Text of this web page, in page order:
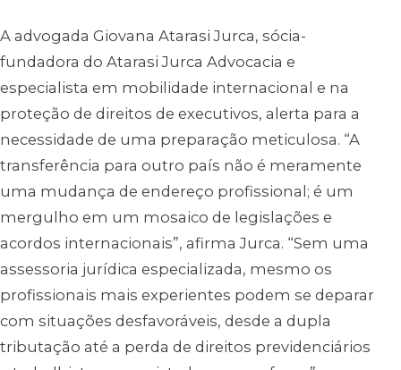
A advogada Giovana Atarasi Jurca, sócia-
fundadora do Atarasi Jurca Advocacia e
especialista em mobilidade internacional e na
proteção de direitos de executivos, alerta para a
necessidade de uma preparação meticulosa. “A
transferência para outro país não é meramente
uma mudança de endereço profissional; é um
mergulho em um mosaico de legislações e
acordos internacionais”, afirma Jurca. “Sem uma
assessoria jurídica especializada, mesmo os
profissionais mais experientes podem se deparar
com situações desfavoráveis, desde a dupla
tributação até a perda de direitos previdenciários